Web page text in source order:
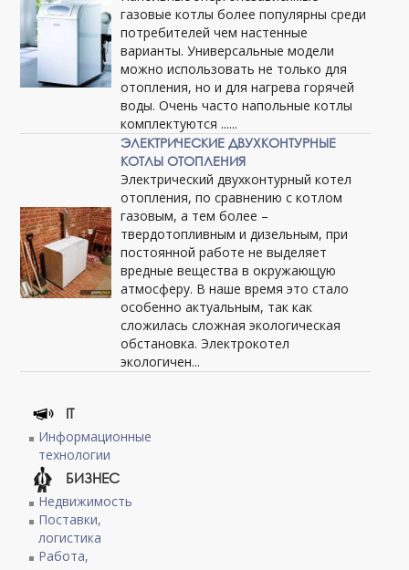
газовые котлы более популярны среди
потребителей чем настенные
варианты. Универсальные модели
можно использовать не только для
отопления, но и для нагрева горячей
воды. Очень часто напольные котлы
комплектуются ......
ЭЛЕКТРИЧЕСКИЕ ДВУХКОНТУРНЫЕ
КОТЛЫ ОТОПЛЕНИЯ
Электрический двухконтурный котел
отопления, по сравнению с котлом
газовым, а тем более –
твердотопливным и дизельным, при
постоянной работе не выделяет
вредные вещества в окружающую
атмосферу. В наше время это стало
особенно актуальным, так как
сложилась сложная экологическая
обстановка. Электрокотел
экологичен...
IT
Информационные
технологии
БИЗНЕС
Недвижимость
Поставки,
логистика
Работа,